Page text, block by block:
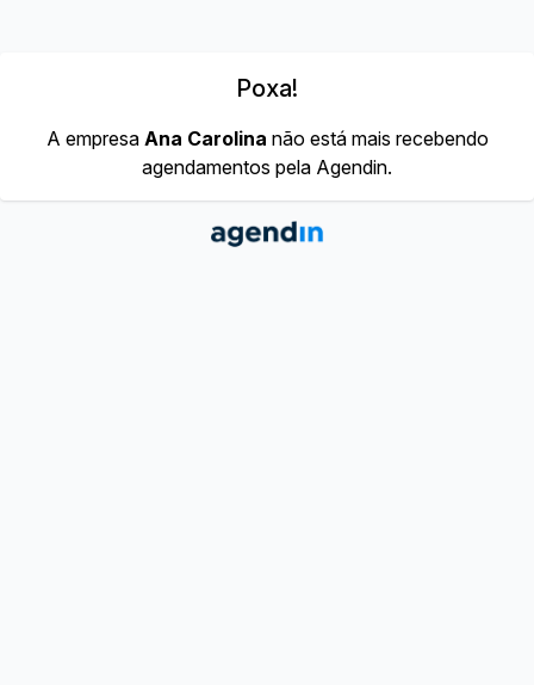
Poxa!
A empresa Ana Carolina não está mais recebendo
agendamentos pela Agendin.